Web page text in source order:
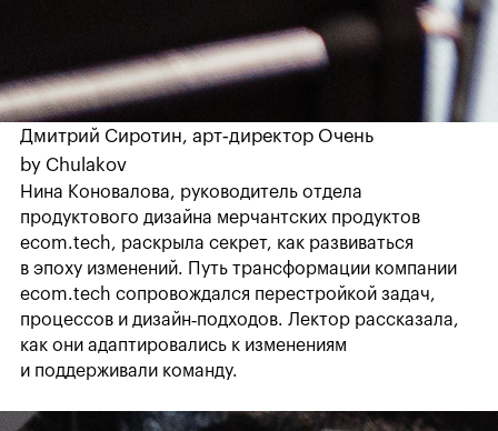
Дмитрий Сиротин, арт‑директор Очень
by Chulakov
Нина Коновалова, руководитель отдела
продуктового дизайна мерчантских продуктов
ecоm.tеch, раскрыла секрет, как развиваться
в эпоху изменений. Путь трансформации компании
еcom.tech сопровождался перестройкой задач,
процессов и дизайн‑подходов. Лектор рассказала,
как они адаптировались к изменениям
и поддерживали команду.